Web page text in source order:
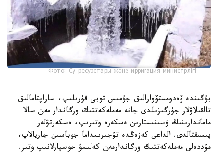
Фото: Су ресурстары және ирригация министрлігі
بۇگىندە ۆەدومستۆوارالىق جۇمىس توبى قۇرىلىپ، ساراپتامالىق
تالقىلاۋلار جۇرگىزىلدى جانە مەملەكەتتىك ورگاندار مەن سالا
ماماندارىنىڭ ۇسىنىستارىن ەسكەرە وتىرىپ، ەسكەرتۋلەر
پىسىقتالدى. الداعى كەزەڭدە تۇجىرىمداما جوباسىن جاريالاپ،
مۇددەلى مەملەكەتتىك ورگاندارمەن كەلىسۋ جوسپارلانىپ وتىر.